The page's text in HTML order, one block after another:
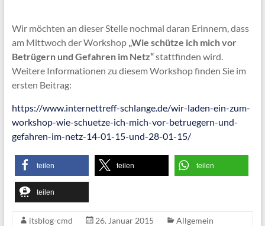
Wir möchten an dieser Stelle nochmal daran Erinnern, dass
am Mittwoch der Workshop „Wie schütze ich mich vor
Betrügern und Gefahren im Netz“stattfinden wird.
Weitere Informationen zu diesem Workshop finden Sie im
ersten Beitrag:
https://www.internettreff-schlange.de/wir-laden-ein-zum-
workshop-wie-schuetze-ich-mich-vor-betruegern-und-
gefahren-im-netz-14-01-15-und-28-01-15/
teilen teilen teilen
teilen
itsblog-cmd 26. Januar 2015 Allgemein